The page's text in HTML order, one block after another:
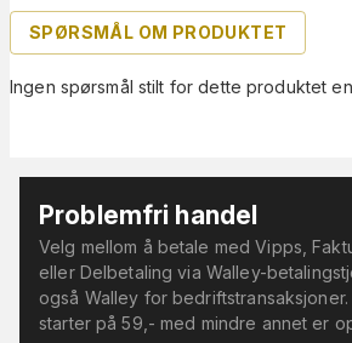
SPØRSMÅL OM PRODUKTET
Ingen spørsmål stilt for dette produktet
Problemfri handel
Velg mellom å betale med Vipps,
eller Delbetaling via Walley-
også Walley for
starter på 59,- med mindre annet er